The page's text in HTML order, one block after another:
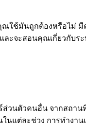
ใช้มันถูกต้องหรือไม่
ะจะสอนคุณเกี่ยวกับร
วนตัวคนอื่น จากสถาน
แต่ละช่วง การทำงาน